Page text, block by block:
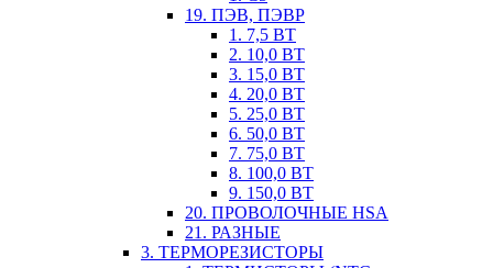
19. ПЭВ, ПЭВР
1. 7,5 ВТ
2. 10,0 ВТ
3. 15,0 ВТ
4. 20,0 ВТ
5. 25,0 ВТ
6. 50,0 ВТ
7. 75,0 ВТ
8. 100,0 ВТ
9. 150,0 ВТ
20. ПРОВОЛОЧНЫЕ HSA
21. РАЗНЫЕ
3. ТЕРМОРЕЗИСТОРЫ